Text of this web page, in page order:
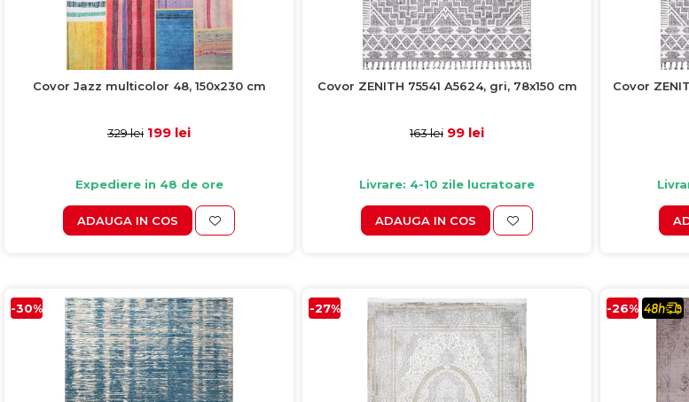
Covor Jazz multicolor 48, 150x230 cm
329 lei 199 lei
Expediere in 48 de ore
ADAUGA IN COS
Covor ZENITH 75541 A5624, gri, 78x150 cm
163 lei 99 lei
Livrare: 4-10 zile lucratoare
ADAUGA IN COS
Covor
-30% -27% -26%